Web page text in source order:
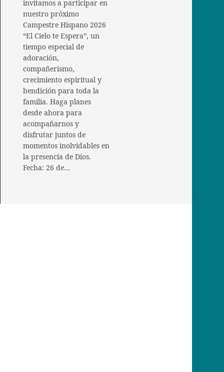
invitamos a participar en
nuestro próximo
Campestre Hispano 2026
“El Cielo te Espera”, un
tiempo especial de
adoración,
compañerismo,
crecimiento espiritual y
bendición para toda la
familia. Haga planes
desde ahora para
acompañarnos y
disfrutar juntos de
momentos inolvidables en
la presencia de Dios.
Fecha: 26 de…